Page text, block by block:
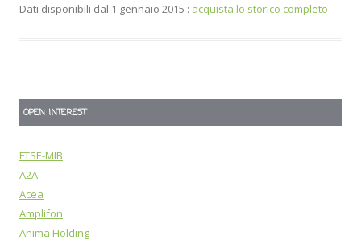
Dati disponibili dal 1 gennaio 2015 : acquista lo storico completo
OPEN INTEREST
FTSE-MIB
A2A
Acea
Amplifon
Anima Holding